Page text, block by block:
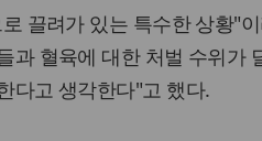
끌려가 있는 특수한 상황"
과 혈육에 대한 처벌 수위가
다고 생각한다"고 했다.